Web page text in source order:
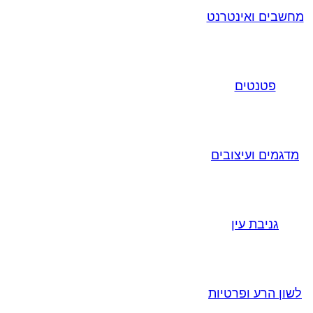
מחשבים ואינטרנט
פטנטים
מדגמים ועיצובים
גניבת עין
לשון הרע ופרטיות